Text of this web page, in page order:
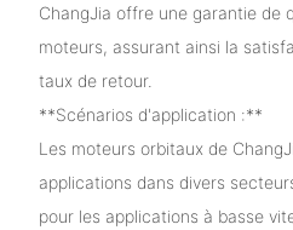
ChangJia offre une garantie de
moteurs, assurant ainsi la
taux de retour.
**Scénarios d'application :**
Les moteurs orbitaux de
applications dans divers
pour les applications à basse